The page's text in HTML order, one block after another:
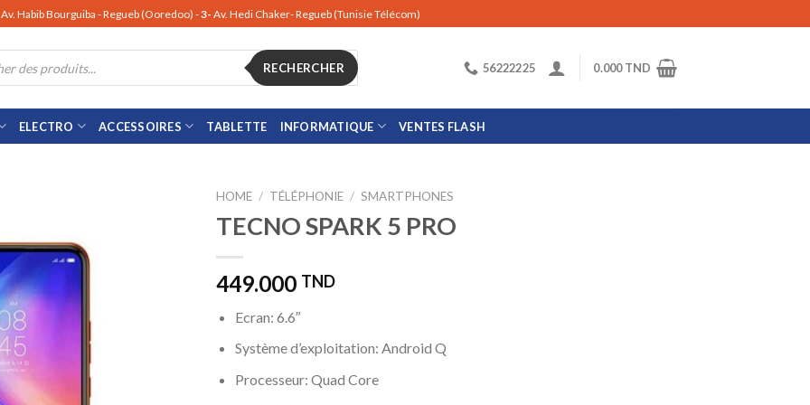
Av. Habib Bourguiba - Regueb (Ooredoo) -3- Av. Hedi Chaker- Regueb (Tunisie Télécom)
RECHERCHER 56222225 0.000TND
ELECTRO ACCESSOIRES TABLETTE INFORMATIQUE VENTES FLASH
HOME / TÉLÉPHONIE / SMARTPHONES
TECNO SPARK 5 PRO
449.000 TND
Ecran: 6.6″
Système d’exploitation: Android Q
Processeur: Quad Core